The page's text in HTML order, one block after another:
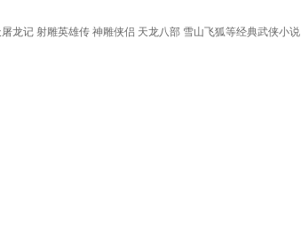
龙记 射雕英雄传 神雕侠侣 天龙八部 雪山飞狐等经典武侠小说